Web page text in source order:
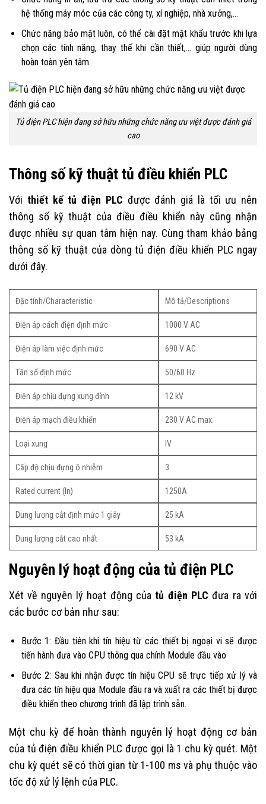
hệ thống máy móc của các công ty, xí nghiệp, nhà xưởng,…
Chức năng bảo mật luôn, có thể cài đặt mật khẩu trước khi lựa
chọn các tính năng, thay thế khi cần thiết,… giúp người dùng
hoàn toàn yên tâm.
Tủ điện PLC hiện đang sở hữu những chức năng ưu việt được đánh giá
cao
Thông số kỹ thuật tủ điều khiển PLC
Với thiết kế tủ điện PLC được đánh giá là tối ưu nên
thông số kỹ thuật của điều điều khiển này cũng nhận
được nhiều sự quan tâm hiện nay. Cùng tham khảo bảng
thông số kỹ thuật của dòng tủ điện điều khiển PLC ngay
dưới đây.
Đặc tính/Characteristic Mô tả/Descriptions
Điện áp cách điện định mức 1000 V AC
Điện áp làm việc định mức 690 V AC
Tần số định mức 50/60 Hz
Điện áp chịu đựng xung đỉnh 12 kV
Điện áp mạch điều khiển 230 V AC max.
Loại xung IV
Cấp độ chịu đựng ô nhiễm 3
Rated current (ln) 1250A
Dung lượng cắt định mức 1 giây 25 kA
Dung lượng cắt cao nhất 53 kA
Nguyên lý hoạt động của tủ điện PLC
Xét về nguyên lý hoạt động củatủ điện PLCđưa ra với
các bước cơ bản như sau:
Bước 1: Đầu tiên khi tín hiệu từ các thiết bị ngoại vi sẽ được
tiến hành đưa vào CPU thông qua chính Module đầu vào
Bước 2: Sau khi nhận được tín hiệu CPU sẽ trực tiếp xử lý và
đưa các tín hiệu qua Module đầu ra và xuất ra các thiết bị được
điều khiển theo chương trình đã lập trình sẵn.
Một chu kỳ để hoàn thành nguyên lý hoạt động cơ bản
của tủ điện điều khiển PLC được gọi là 1 chu kỳ quét. Một
chu kỳ quét sẽ có thời gian từ 1-100 ms và phụ thuộc vào
tốc độ xử lý lệnh của PLC.